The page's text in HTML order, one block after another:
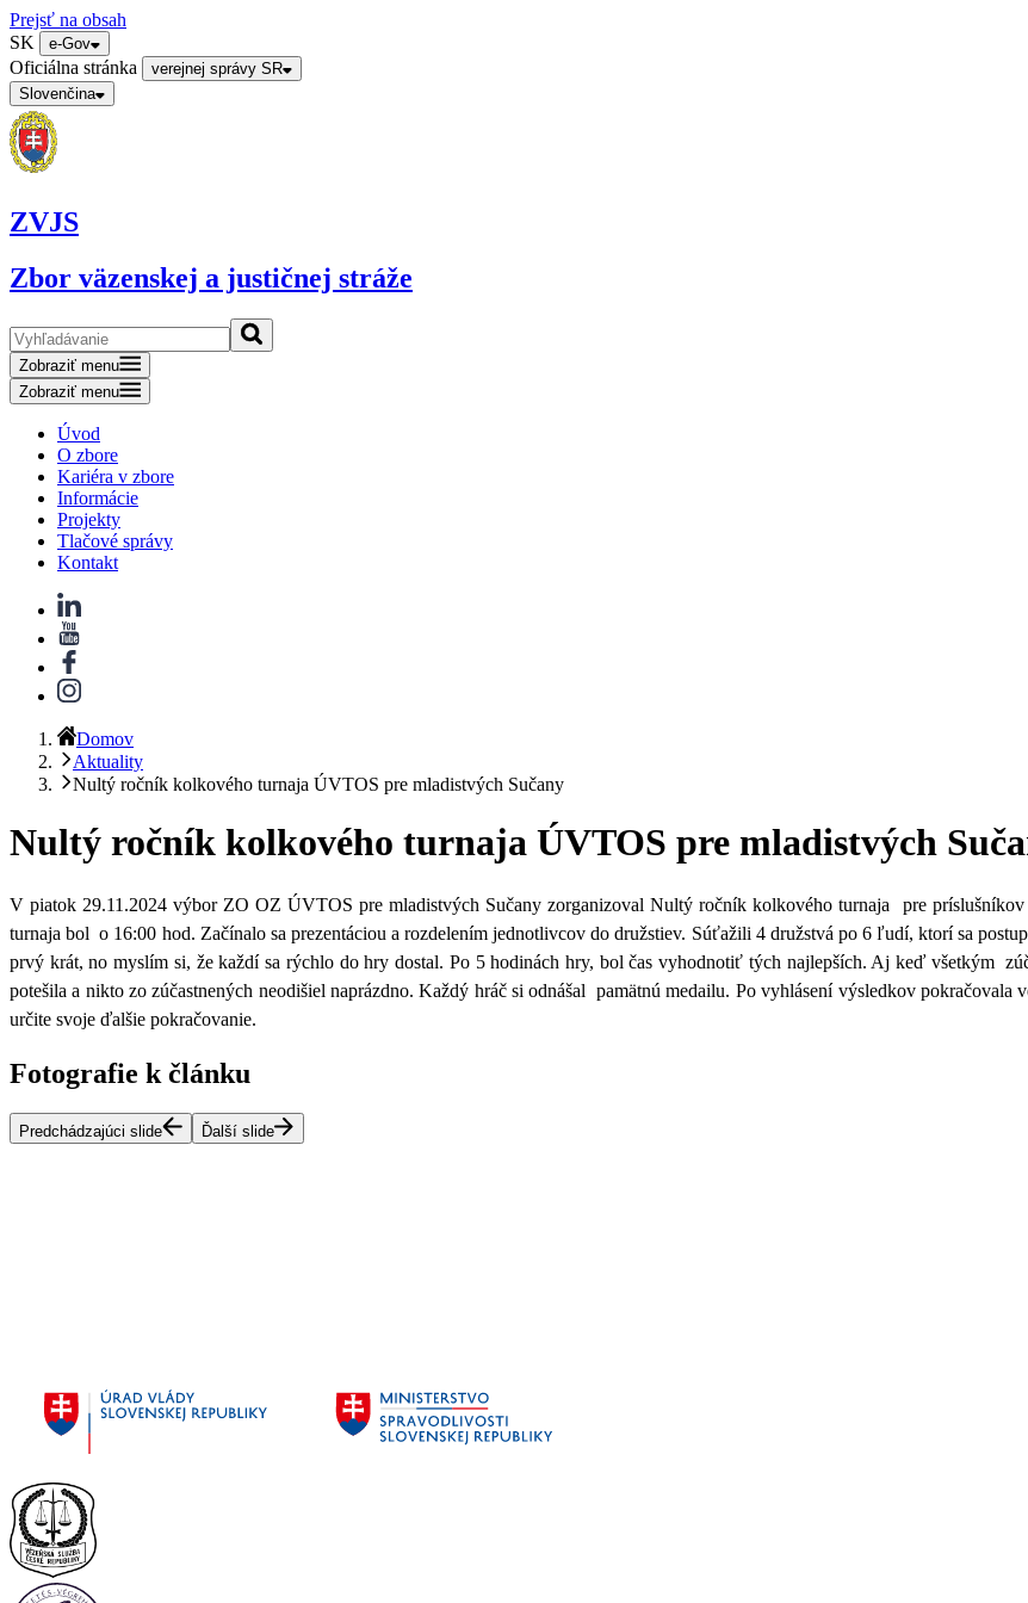
Prejsť na obsah
SK
e-Gov
Oficiálna stránka
verejnej správy SR
Slovenčina
ZVJS
Zbor väzenskej a justičnej stráže
Zobraziť menu
Zobraziť menu
Úvod
O zbore
Kariéra v zbore
Informácie
Projekty
Tlačové správy
Kontakt
Domov
Aktuality
Nultý ročník kolkového turnaja ÚVTOS pre mladistvých Sučany
Nultý ročník kolkového turnaja ÚVTOS pre mladistvých
V piatok 29.11.2024 výbor ZO OZ ÚVTOS pre mladistvých Sučany zorganizoval Nultý ročník kolkového turnaja pre
turnaja bol o 16:00 hod. Začínalo sa prezentáciou a rozdelením jednotlivcov do družstiev. Súťažili 4 družstvá po 6 ľudí, ktorí sa
prvý krát, no myslím si, že každí sa rýchlo do hry dostal. Po 5 hodinách hry, bol čas vyhodnotiť tých najlepších. Aj keď všetkým
potešila a nikto zo zúčastnených neodišiel naprázdno. Každý hráč si odnášal pamätnú medailu. Po vyhlásení výsledkov
určite svoje ďalšie pokračovanie.
Fotografie k článku
Predchádzajúci slide Ďalší slide